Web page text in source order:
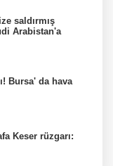
saldırmış
Arabistan'a
Bursa' da hava
Keser rüzgarı: